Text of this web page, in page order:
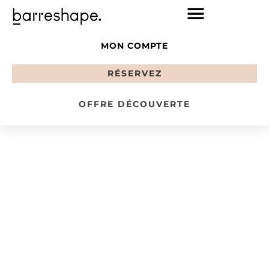
MON COMPTE
RÉSERVEZ
OFFRE DÉCOUVERTE